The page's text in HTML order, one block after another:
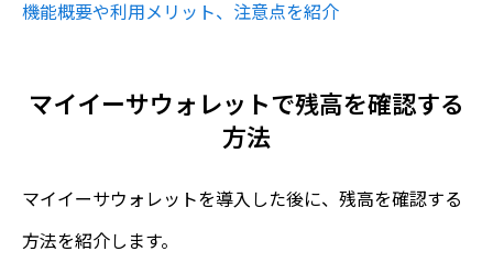
機能概要や利用メリット、注意点を紹介
マイイーサウォレットで残高を確認する
方法
マイイーサウォレットを導入した後に、残高を確認する
方法を紹介します。